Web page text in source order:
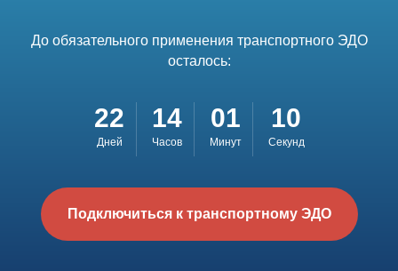
До обязательного применения транспортного ЭДО
осталось:
22
Дней
14
Часов
01
Минут
09
Секунд
Подключиться к транспортному ЭДО